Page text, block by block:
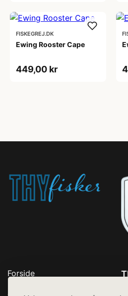
FISKEGREJ.DK
Ewing Rooster Cape
449,00 kr
Forside